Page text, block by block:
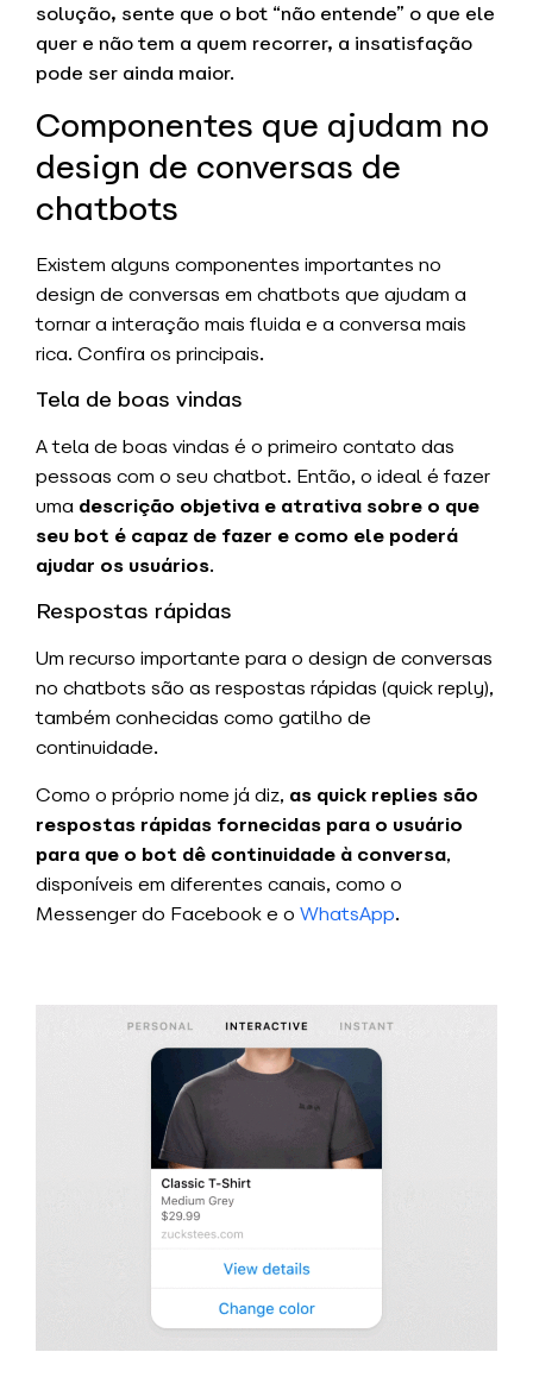
solução, sente que o bot “não entende” o que ele
quer e não tem a quem recorrer, a insatisfação
pode ser ainda maior.
Componentes que ajudam no
design de conversas de
chatbots
Existem alguns componentes importantes no
design de conversas em chatbots que ajudam a
tornar a interação mais fluida e a conversa mais
rica. Confira os principais.
Tela de boas vindas
A tela de boas vindas é o primeiro contato das
pessoas com o seu chatbot. Então, o ideal é fazer
uma descrição objetiva e atrativa sobre o que
seu bot é capaz de fazer e como ele poderá
ajudar os usuários.
Respostas rápidas
Um recurso importante para o design de conversas
no chatbots são as respostas rápidas (quick reply),
também conhecidas como gatilho de
continuidade.
Como o próprio nome já diz, as quick replies são
respostas rápidas fornecidas para o usuário
para que o bot dê continuidade à conversa,
disponíveis em diferentes canais, como o
Messenger do Facebook e o WhatsApp.